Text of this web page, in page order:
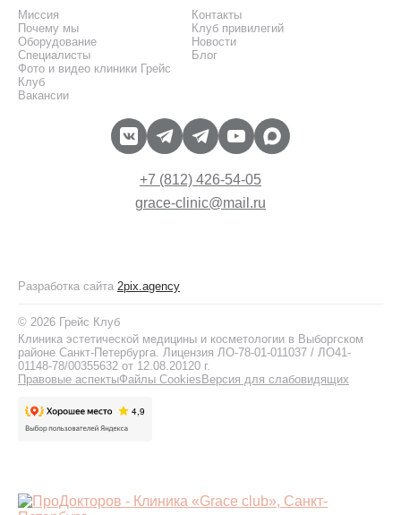
Миссия
Почему мы
Оборудование
Специалисты
Фото и видео клиники Грейс
Клуб
Вакансии
Контакты
Клуб привилегий
Новости
Блог
+7 (812) 426-54-05
grace-clinic@mail.ru
Разработка сайта 2pix.agency
© 2026 Грейс Клуб
Клиника эстетической медицины и косметологии в Выборгском
районе Санкт-Петербурга. Лицензия ЛО-78-01-011037 / ЛО41-
01148-78/00355632 от 12.08.20120 г.
Правовые аспектыФайлы Cookies Версия для слабовидящих